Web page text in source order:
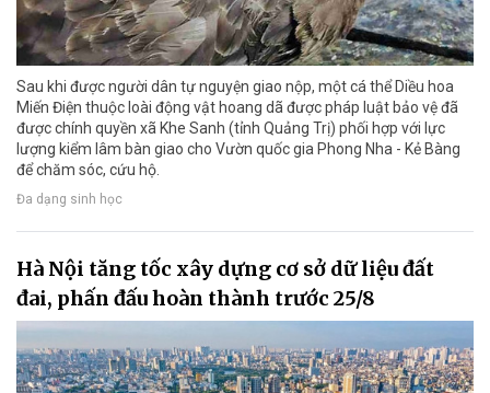
Sau khi được người dân tự nguyện giao nộp, một cá thể Diều hoa
Miến Điện thuộc loài động vật hoang dã được pháp luật bảo vệ đã
được chính quyền xã Khe Sanh (tỉnh Quảng Trị) phối hợp với lực
lượng kiểm lâm bàn giao cho Vườn quốc gia Phong Nha - Kẻ Bàng
để chăm sóc, cứu hộ.
Đa dạng sinh học
Hà Nội tăng tốc xây dựng cơ sở dữ liệu đất
đai, phấn đấu hoàn thành trước 25/8